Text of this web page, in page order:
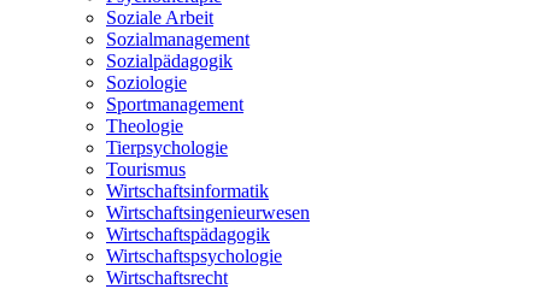
Soziale Arbeit
Sozialmanagement
Sozialpädagogik
Soziologie
Sportmanagement
Theologie
Tierpsychologie
Tourismus
Wirtschaftsinformatik
Wirtschaftsingenieurwesen
Wirtschaftspädagogik
Wirtschaftspsychologie
Wirtschaftsrecht